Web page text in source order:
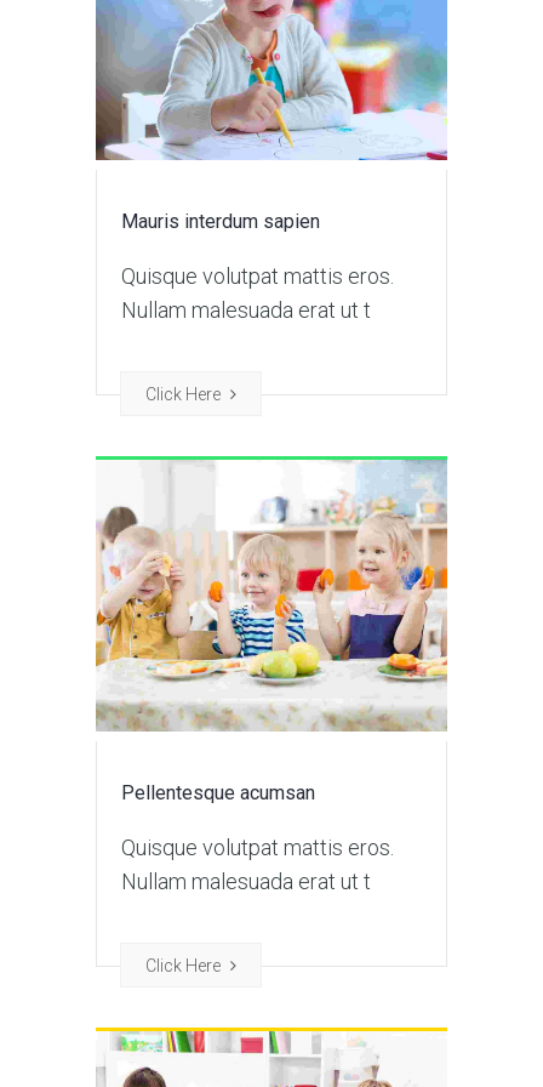
Mauris interdum sapien
Quisque volutpat mattis eros.
Nullam malesuada erat ut t
Click Here
Pellentesque acumsan
Quisque volutpat mattis eros.
Nullam malesuada erat ut t
Click Here